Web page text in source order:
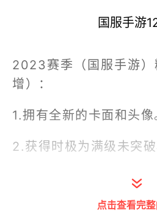
国服手游
2023赛季（国服手游）
增）：
1.拥有全新的卡面和头像
2.获得时极为满级未突破
3.可消耗金球、银球进
的精选球员可突破的等级
点击查看完